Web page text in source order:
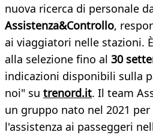
nuova ricerca di personale
Assistenza&Controllo,
ai viaggiatori nelle stazioni.
alla selezione fino al 30
indicazioni disponibili sulla
noi" su trenord.it. Il team
un gruppo nato nel 2021
l'assistenza ai passeggeri